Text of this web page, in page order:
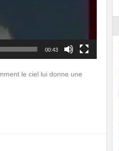
00:43
le ciel lui donne une